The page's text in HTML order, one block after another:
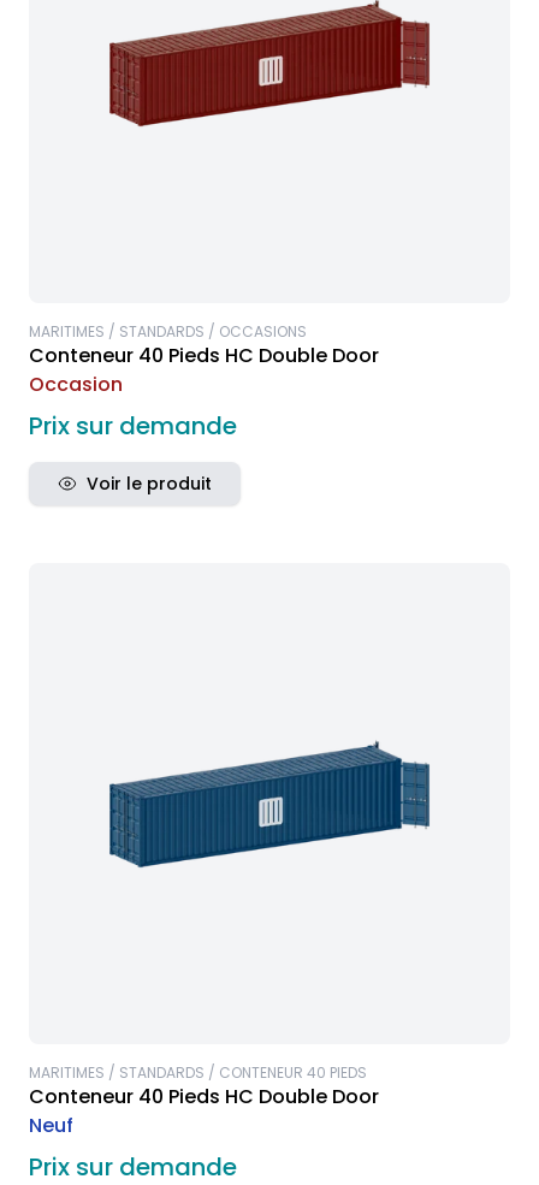
MARITIMES / STANDARDS / OCCASIONS
Conteneur 40 Pieds HC Double Door
Occasion
Prix sur demande
Voir le produit
MARITIMES / STANDARDS / CONTENEUR 40 PIEDS
Conteneur 40 Pieds HC Double Door
Neuf
Prix sur demande